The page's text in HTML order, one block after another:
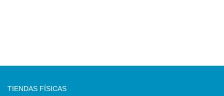
TIENDAS FÍSICAS